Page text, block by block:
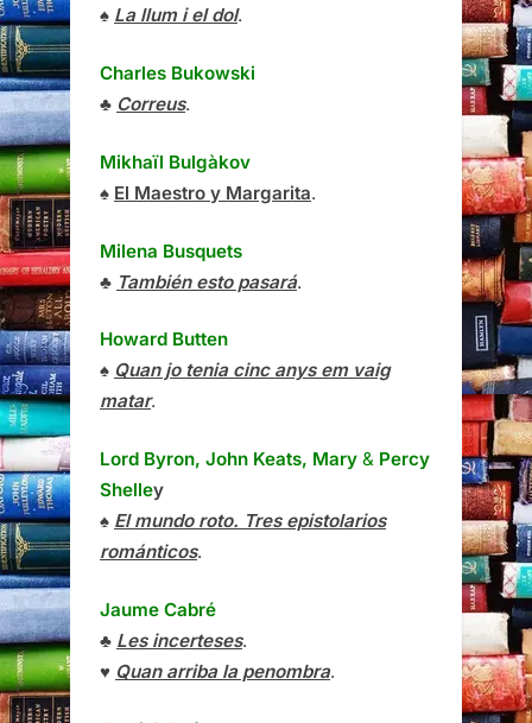
♠ La llum i el dol.
Charles Bukowski
♣ Correus.
Mikhaïl Bulgàkov
♠ El Maestro y Margarita.
Milena Busquets
♣ También esto pasará.
Howard Butten
♠ Quan jo tenia cinc anys em vaig
matar.
Lord Byron, John Keats, Mary & Percy
Shelley
♠ El mundo roto. Tres epistolarios
románticos.
Jaume Cabré
♣ Les incerteses.
♥ Quan arriba la penombra.